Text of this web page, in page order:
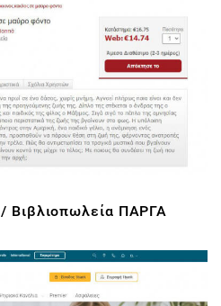
Βιβλιοπωλεία ΠΑΡΓΑ